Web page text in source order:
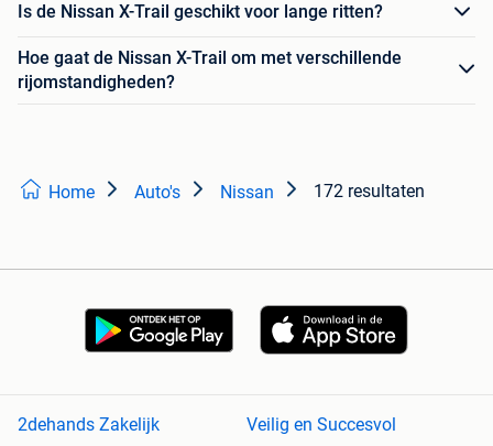
Is de Nissan X-Trail geschikt voor lange ritten?
Hoe gaat de Nissan X-Trail om met verschillende
rijomstandigheden?
Home Auto's Nissan 172 resultaten
2dehands Zakelijk
Veilig en Succesvol